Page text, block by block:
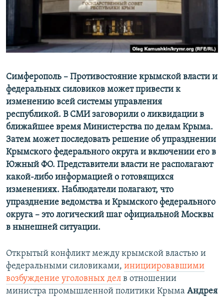
ПОБЕДИТЕЛЕЙ НЕ СУДЯТ?
КРЫМ.НЕПОКОРЕННЫЙ
ELIFBE
ПРИСОЕДИНЯЙТЕСЬ!
Все сайты RFE/RL
Симферополь – Противостояние крымской власти и
федеральных силовиков может привести к
изменению всей системы управления
республикой. В СМИ заговорили о ликвидации в
ближайшее время Министерства по делам Крыма.
Затем может последовать решение об упразднении
Крымского федерального округа и включении его в
Южный ФО. Представители власти не располагают
какой-либо информацией о готовящихся
изменениях. Наблюдатели полагают, что
упразднение ведомства и Крымского федерального
округа – это логический шаг официальной Москвы
в нынешней ситуации.
Открытый конфликт между крымской властью и
федеральными силовиками, инициировавшими
возбуждение уголовных дел в отношении
министра промышленной политики Крыма Андрея